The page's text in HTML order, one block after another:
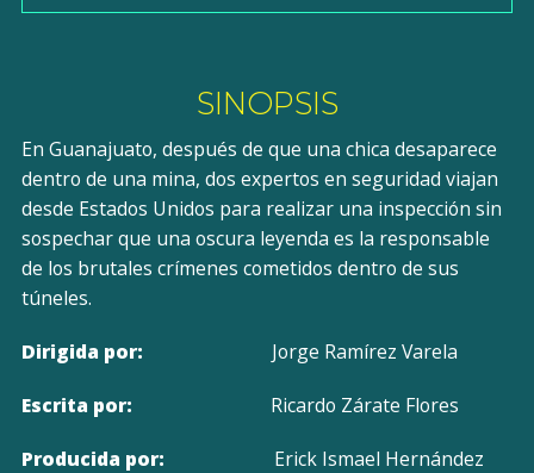
SINOPSIS
En Guanajuato, después de que una chica desaparece
dentro de una mina, dos expertos en seguridad viajan
desde Estados Unidos para realizar una inspección sin
sospechar que una oscura leyenda es la responsable
de los brutales crímenes cometidos dentro de sus
túneles.
Dirigida por: Jorge Ramírez Varela
Escrita por: Ricardo Zárate Flores
Producida por: Erick Ismael Hernández